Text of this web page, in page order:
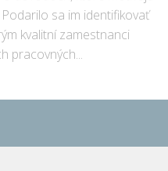
sa im identifikovať
kvalitní zamestnanci
pracovných...